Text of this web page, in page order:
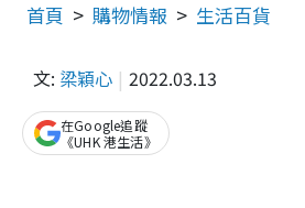
首頁 購物情報 生活百貨
文: 梁穎心 2022.03.13
在Google追蹤
《UHK 港生活》